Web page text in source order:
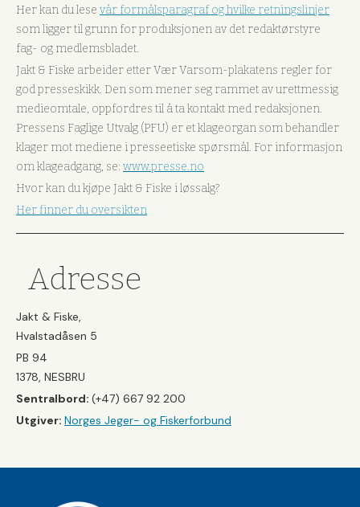
Her kan du lese vår formålsparagraf og hvilke retningslinjer
som ligger til grunn for produksjonen av det redaktørstyre
fag- og medlemsbladet.
Jakt & Fiske arbeider etter Vær Varsom-plakatens regler for
god presseskikk. Den som mener seg rammet av urettmessig
medieomtale, oppfordres til å ta kontakt med redaksjonen.
Pressens Faglige Utvalg (PFU) er et klageorgan som behandler
klager mot mediene i presseetiske spørsmål. For informasjon
om klageadgang, se: www.presse.no
Hvor kan du kjøpe Jakt & Fiske i løssalg?
Her finner du oversikten
Adresse
Jakt & Fiske,
Hvalstadåsen 5
PB 94
1378, NESBRU
Sentralbord: (+47) 667 92 200
Utgiver: Norges Jeger- og Fiskerforbund